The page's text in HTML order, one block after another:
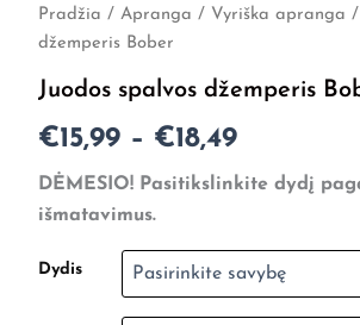
Pradžia / Apranga / Vyriška apranga /
džemperis Bober
Juodos spalvos džemperis
€15,99 – €18,49
Price
DĖMESIO! Pasitikslinkite dydį
išmatavimus.
Dydis
produkto
kiekis:
spalvos
Bober